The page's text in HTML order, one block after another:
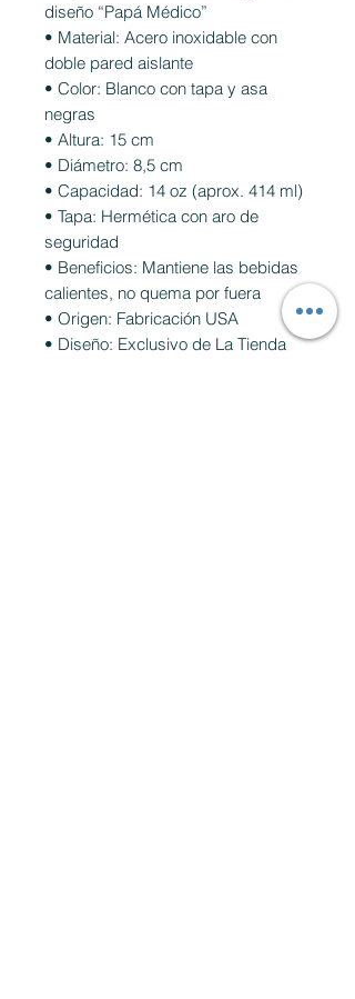
diseño “Papá Médico”
• Material: Acero inoxidable con
doble pared aislante
• Color: Blanco con tapa y asa
negras
• Altura: 15 cm
• Diámetro: 8,5 cm
• Capacidad: 14 oz (aprox. 414 ml)
• Tapa: Hermética con aro de
seguridad
• Beneficios: Mantiene las bebidas
calientes, no quema por fuera
• Origen: Fabricación USA
• Diseño: Exclusivo de La Tienda